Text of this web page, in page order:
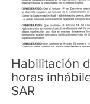
Habilitación
horas
SAR